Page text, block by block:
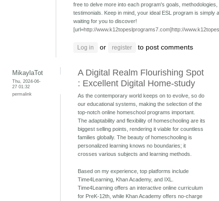
free to delve more into each program's goals, methodologies,
testimonials. Keep in mind, your ideal ESL program is simply
waiting for you to discover!
[url=http://www.k12topeslprograms7.com]http://
Log in or register to post comments
MikaylaTot
Thu, 2024-06-
27 01:32
permalink
A Digital Realm Flourishing Spot
: Excellent Digital Home-study
As the contemporary world keeps on to evolve, so do
our educational systems, making the selection of the
top-notch online homeschool programs important.
The adaptability and flexibility of homeschooling are its
biggest selling points, rendering it viable for countless
families globally. The beauty of homeschooling is
personalized learning knows no boundaries; it
crosses various subjects and learning methods.
Based on my experience, top platforms include
Time4Learning, Khan Academy, and IXL.
Time4Learning offers an interactive online curriculum
for PreK-12th, while Khan Academy offers no-charge